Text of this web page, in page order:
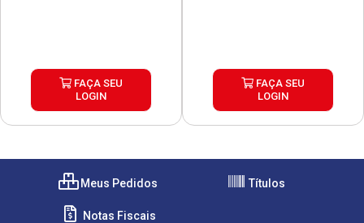
FAÇA SEU
LOGIN
FAÇA SEU
LOGIN
Meus Pedidos Títulos
Notas Fiscais